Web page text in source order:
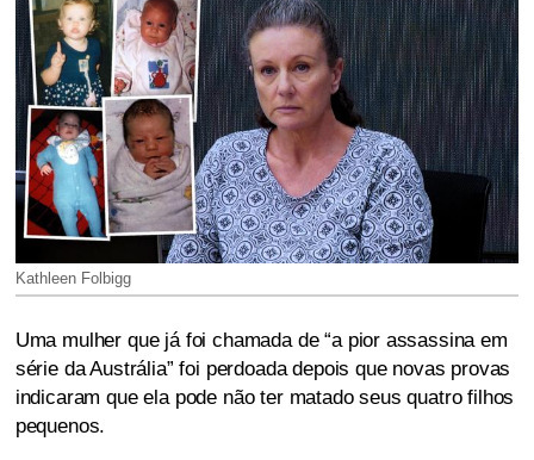
Kathleen Folbigg
Uma mulher que já foi chamada de “a pior assassina em
série da Austrália” foi perdoada depois que novas provas
indicaram que ela pode não ter matado seus quatro filhos
pequenos.